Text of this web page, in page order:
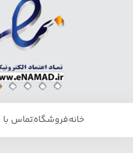
خانهفروشگاهتماس با